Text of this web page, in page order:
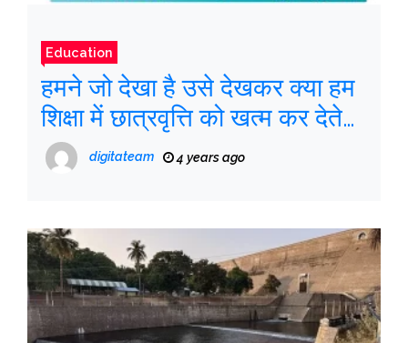
Education
हमने जो देखा है उसे देखकर क्या हम
शिक्षा में छात्रवृत्ति को खत्म कर देते
हैं?
digitateam 4 years ago